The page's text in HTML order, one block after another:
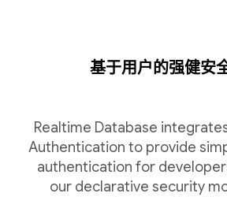
基于用户的强健安
Realtime Database
Authentication to provide
authentication for
our declarative security